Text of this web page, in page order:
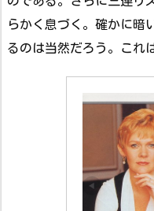
らかく息づく。確かに暗
るのは当然だろう。これ